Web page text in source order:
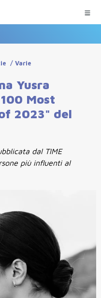
/Varie
Yusra
Most
2023" del
dal TIME
più influenti al